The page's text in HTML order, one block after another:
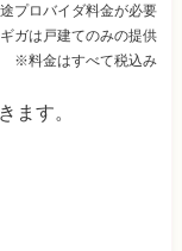
プロバイダ料金が必要
ガは戸建てのみの提供
※料金はすべて税込み
ます。